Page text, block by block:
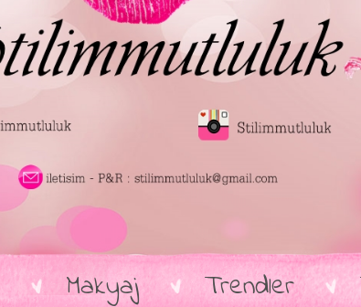
Makyaj Trendler